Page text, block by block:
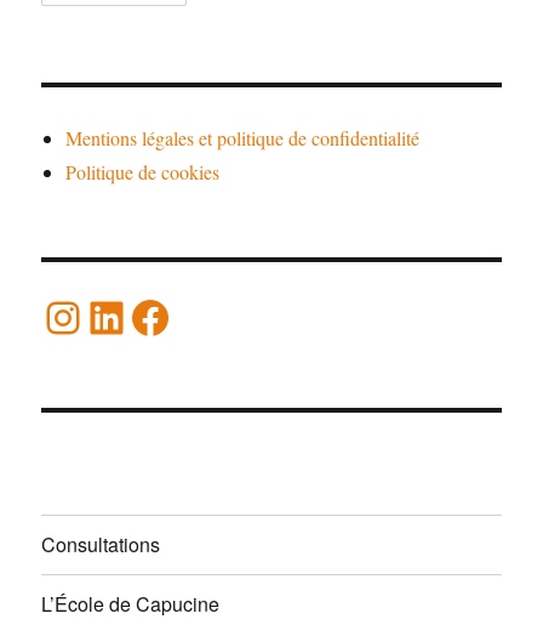
Mentions légales et politique de confidentialité
Politique de cookies
Instagram
LinkedIn
Facebook
Consultations
L’École de Capucine